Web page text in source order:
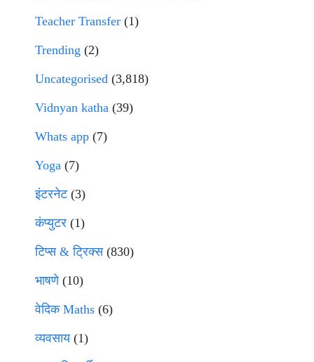
Teacher Transfer (1)
Trending (2)
Uncategorised (3,818)
Vidnyan katha (39)
Whats app (7)
Yoga (7)
इंटरनेट(3)
कंप्युटर (1)
टिप्स & ट्रिक्स(830)
भाषणे(10)
वेदिक Maths (6)
व्यवसाय(1)